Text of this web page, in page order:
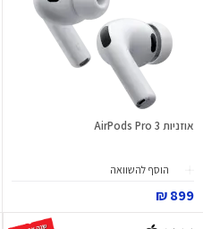
אוזניות AirPods Pro 3
הוסף להשוואה
899 ₪